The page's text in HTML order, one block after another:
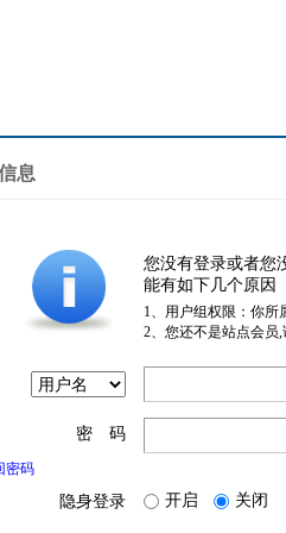
息
您没有登录或者您
能有如下几个原因
1、用户组权限：你所
2、您还不是站点会员
密 码
密码
隐身登录 开启 关闭